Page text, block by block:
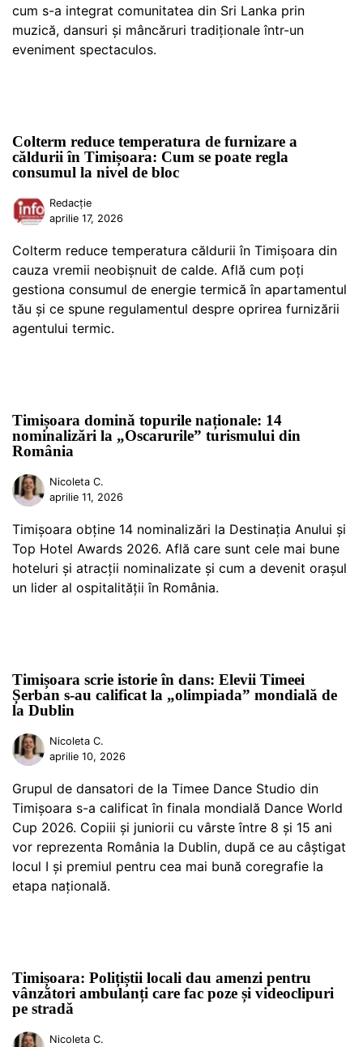
cum s-a integrat comunitatea din Sri Lanka prin
muzică, dansuri și mâncăruri tradiționale într-un
eveniment spectaculos.
Colterm reduce temperatura de furnizare a
căldurii în Timișoara: Cum se poate regla
consumul la nivel de bloc
Redacție
aprilie 17, 2026
Colterm reduce temperatura căldurii în Timișoara din
cauza vremii neobișnuit de calde. Află cum poți
gestiona consumul de energie termică în apartamentul
tău și ce spune regulamentul despre oprirea furnizării
agentului termic.
Timișoara domină topurile naționale: 14
nominalizări la „Oscarurile” turismului din
România
Nicoleta C.
aprilie 11, 2026
Timișoara obține 14 nominalizări la Destinația Anului și
Top Hotel Awards 2026. Află care sunt cele mai bune
hoteluri și atracții nominalizate și cum a devenit orașul
un lider al ospitalității în România.
Timișoara scrie istorie în dans: Elevii Timeei
Șerban s-au calificat la „olimpiada” mondială de
la Dublin
Nicoleta C.
aprilie 10, 2026
Grupul de dansatori de la Timee Dance Studio din
Timișoara s-a calificat în finala mondială Dance World
Cup 2026. Copiii și juniorii cu vârste între 8 și 15 ani
vor reprezenta România la Dublin, după ce au câștigat
locul I și premiul pentru cea mai bună coregrafie la
etapa națională.
Timișoara: Polițiștii locali dau amenzi pentru
vânzători ambulanți care fac poze și videoclipuri
pe stradă
Nicoleta C.